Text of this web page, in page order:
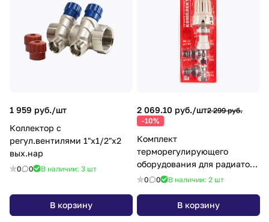
1 959 руб./шт
Коллектор с
регул.вентилями 1"х1/2"х2
вых.нар
0 0 В наличии: 3 шт
В корзину
2 069.10 руб./шт2 299 руб.
-10%
Комплект
терморегулирующего
оборудования для радиатора
угловой
0 0 В наличии: 2 шт
В корзину